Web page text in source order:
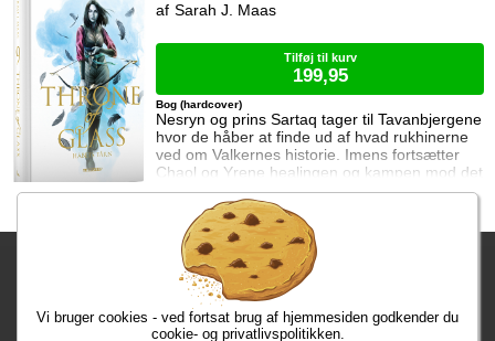
Nesryn og prins Sartaq tager til Tavanbjergene
hvor de håber at finde ud af hvad rukhinerne
ved om Valkernes historie. Imens fortsætter
Chaol og Yrene healingen og kampen mod det
mystiske mørke som lurer inden i ham. Men
tiden er ved at rinde ud hvis de skal hjælpe
deres venner derhjemme.
Bog (hardcover)
Sarah J. Maas
Tilføj til kurv
199,95
Fragtgebyret er DKK 59,95 • Fragtgebyret bortfalder ved køb over
DKK 299,00
Bestiller du i dag, har du dine varer på tirsdag!
Vi bruger cookies - ved fortsat brug af hjemmesiden godkender du
cookie- og privatlivspolitikken.